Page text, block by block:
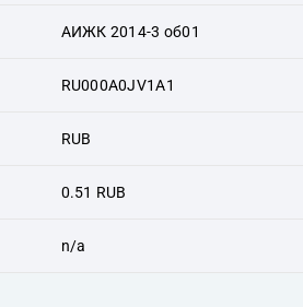
АИЖК 2014-3 об01
RU000A0JV1A1
RUB
0.51 RUB
n/a